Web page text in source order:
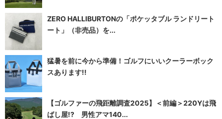
ZERO HALLIBURTONの「ポケッタブル ランドリート
ート」（非売品）を...
猛暑を前に今から準備！ゴルフにいいクーラーボック
スあります!!
【ゴルファーの飛距離調査2025】＜前編＞220Yは飛
ばし屋!? 男性アマ140...